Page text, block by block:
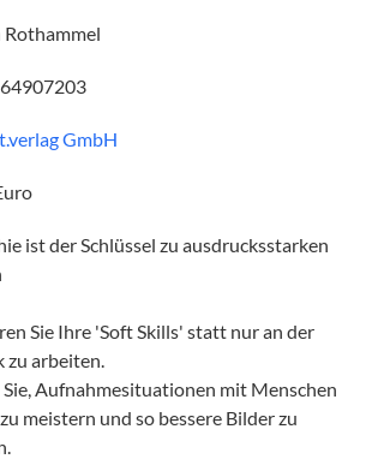
Rothammel
GmbH
ist der Schlüssel zu ausdrucksstarken
Sie Ihre 'Soft Skills' statt nur an der
zu arbeiten.
Sie, Aufnahmesituationen mit Menschen
meistern und so bessere Bilder zu